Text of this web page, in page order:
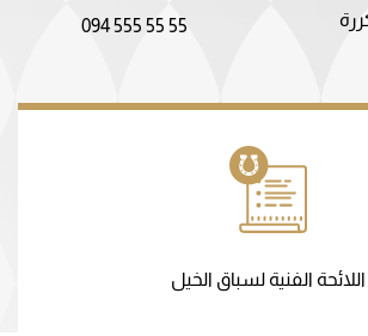
094 555 55 55
اللائحة الفنية لسباق الخيل